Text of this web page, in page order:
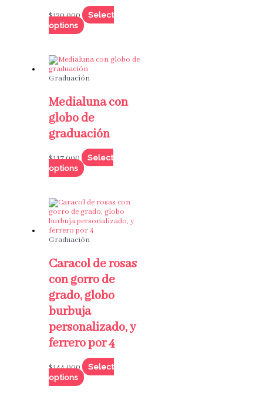
$120,000
Select
options
Graduación
Medialuna con
globo de
graduación
$117,000
Select
options
Graduación
Caracol de rosas
con gorro de
grado, globo
burbuja
personalizado, y
ferrero por 4
$144,000
Select
options